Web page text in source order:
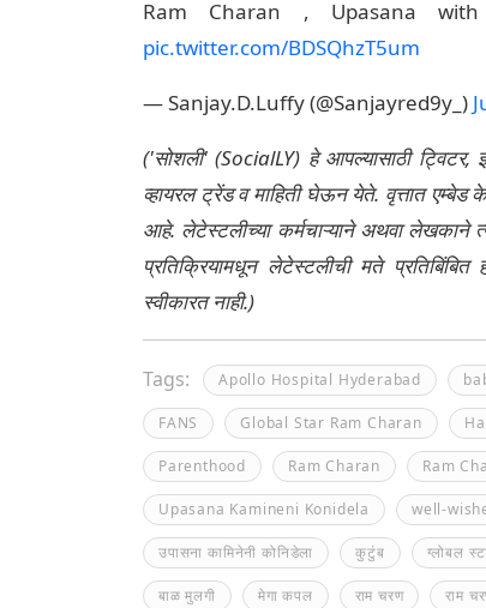
Ram Charan , Upasana
pic.twitter.com/BDSQhzT5um
— Sanjay.D.Luffy (@Sanjayred9y_)
('सोशली' (SocialLY) हे आपल्यासाठी ट्विटर,
व्हायरल ट्रेंड व माहिती घेऊन येते. वृत्तात
आहे. लेटेस्टलीच्या कर्मचाऱ्याने अथवा लेखकाने
प्रतिक्रियामधून लेटेस्टलीची मते
स्वीकारत नाही.)
Tags: Apollo Hospital Hyderabad
FANS Global Star Ram Charan
Parenthood Ram Charan Ram
Upasana Kamineni Konidela well-
उपासना कामिनेनी कोनिडेला कुटुंब ग्लोबल
बाळ मुलगी मेगा कपल राम चरण राम